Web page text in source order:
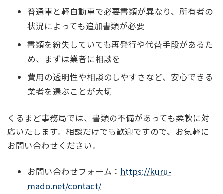
普通車と軽自動車で必要書類が異なり、所有者の
状況によっても追加書類が必要
書類を紛失していても再発行や代替手段があるた
め、まずは業者に相談を
費用の透明性や相談のしやすさなど、安心できる
業者を選ぶことが大切
くるまど事務局では、書類の不備があっても柔軟に対
応いたします。相談だけでも歓迎ですので、お気軽に
お問い合わせください。
お問い合わせフォーム： https://kuru-
mado.net/contact/